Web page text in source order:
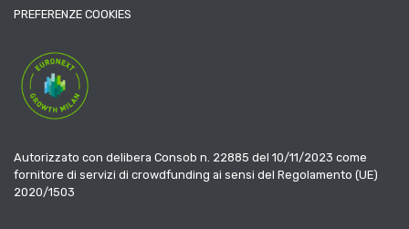
PREFERENZE COOKIES
Autorizzato con delibera Consob n. 22885 del 10/11/2023 come
fornitore di servizi di crowdfunding ai sensi del Regolamento (UE)
2020/1503